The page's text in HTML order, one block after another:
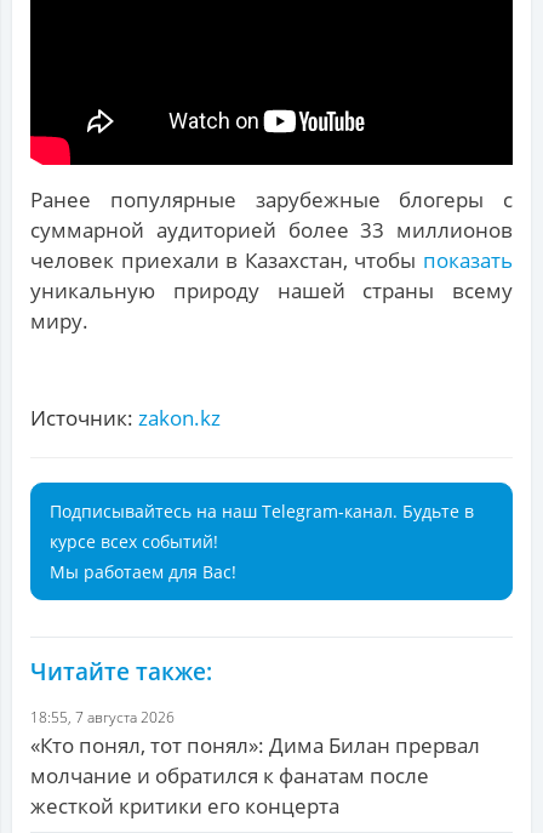
Ранее популярные зарубежные блогеры с
суммарной аудиторией более 33 миллионов
человек приехали в Казахстан, чтобы показать
уникальную природу нашей страны всему
миру.
Источник: zakon.kz
Подписывайтесь на наш Telegram-канал. Будьте в
курсе всех событий!
Мы работаем для Вас!
Читайте также:
18:55, 7 августа 2026
«Кто понял, тот понял»: Дима Билан прервал
молчание и обратился к фанатам после
жесткой критики его концерта